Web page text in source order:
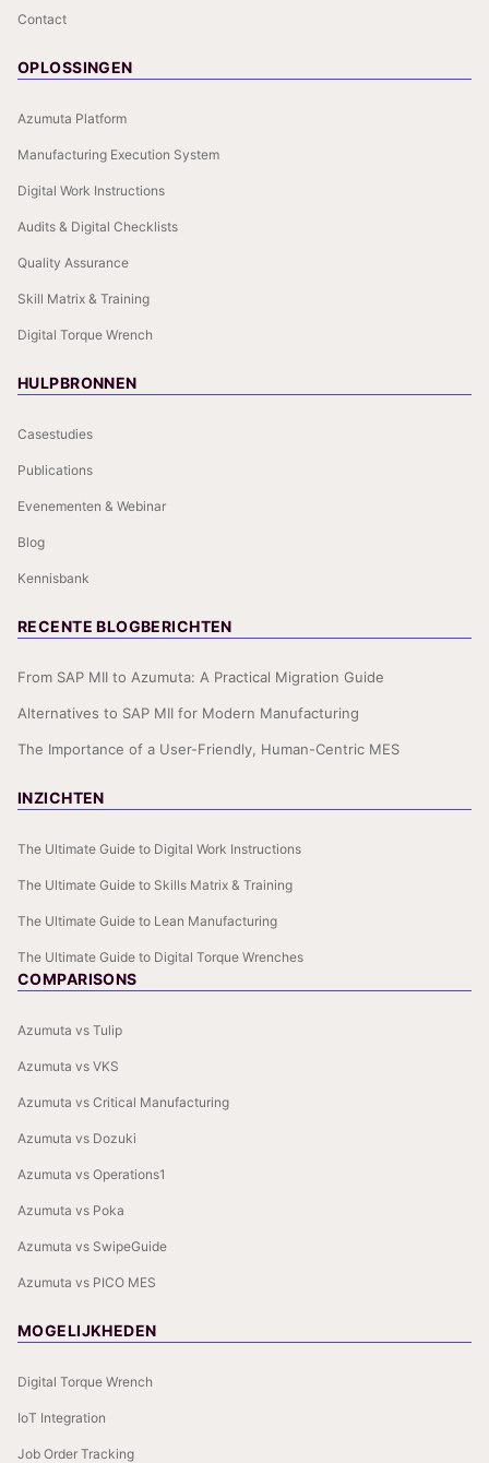
Contact
OPLOSSINGEN
Azumuta Platform
Manufacturing Execution System
Digital Work Instructions
Audits & Digital Checklists
Quality Assurance
Skill Matrix & Training
Digital Torque Wrench
HULPBRONNEN
Casestudies
Publications
Evenementen & Webinar
Blog
Kennisbank
RECENTE BLOGBERICHTEN
From SAP MII to Azumuta: A Practical Migration Guide
Alternatives to SAP MII for Modern Manufacturing
The Importance of a User-Friendly, Human-Centric MES
INZICHTEN
The Ultimate Guide to Digital Work Instructions
The Ultimate Guide to Skills Matrix & Training
The Ultimate Guide to Lean Manufacturing
The Ultimate Guide to Digital Torque Wrenches
COMPARISONS
Azumuta vs Tulip
Azumuta vs VKS
Azumuta vs Critical Manufacturing
Azumuta vs Dozuki
Azumuta vs Operations1
Azumuta vs Poka
Azumuta vs SwipeGuide
Azumuta vs PICO MES
MOGELIJKHEDEN
Digital Torque Wrench
IoT Integration
Job Order Tracking